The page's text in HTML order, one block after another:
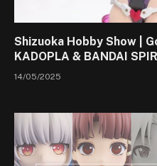
Shizuoka Hobby Show |
KADOPLA & BANDAI
14/05/2025